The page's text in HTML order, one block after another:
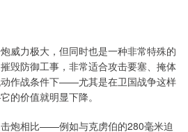
威力极大，但同时也是一种非常特殊的
毁防御工事，非常适合攻击要塞、掩体
作战条件下——尤其是在卫国战争这样
价值就明显下降。
炮相比——例如与克虏伯的280毫米迫